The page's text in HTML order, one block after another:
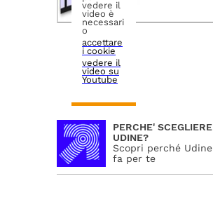
vedere il
video è
necessari
o
accettare
i cookie
vedere il
video su
Youtube
PERCHE' SCEGLIERE
UDINE?
Scopri perché Udine
fa per te